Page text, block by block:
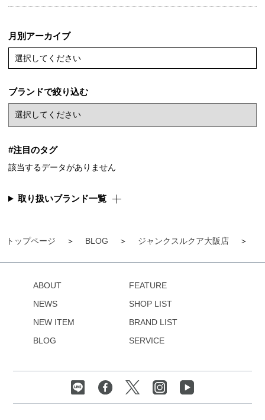
トップページ BLOG ジャンクスルクア大阪店
月別アーカイブ
選択してください
ブランドで絞り込む
#注目のタグ
該当するデータがありません
取り扱いブランド一覧
ABOUT
NEWS
NEW ITEM
BLOG
FEATURE
SHOP LIST
BRAND LIST
SERVICE